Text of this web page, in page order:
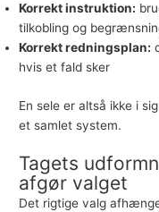
Korrekt instruktion:
tilkobling og
Korrekt redningsplan:
hvis et fald sker
En sele er altså ikke i
et samlet system.
Tagets
afgør valget
Det rigtige valg